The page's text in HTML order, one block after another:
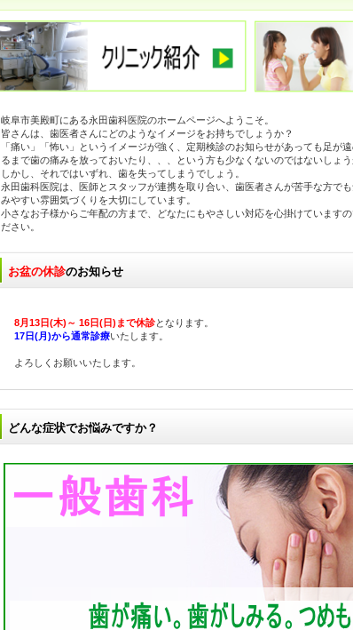
岐阜市美殿町にある永田歯科医院のホームページへようこそ。
皆さんは、歯医者さんにどのようなイメージをお持ちでしょうか？
「痛い」「怖い」というイメージが強く、定期検診のお知らせがあっても足が
るまで歯の痛みを放っておいたり、、、という方も少なくないのではないしょう
しかし、それではいずれ、歯を失ってしまうでしょう。
永田歯科医院は、医師とスタッフが連携を取り合い、歯医者さんが苦手な方で
みやすい雰囲気づくりを大切にしています。
小さなお子様からご年配の方まで、どなたにもやさしい対応を心掛けています
ださい。
お盆の休診のお知らせ
8月13日(木)～ 16日(日)まで休診となります。
17日(月)から通常診療いたします。
よろしくお願いいたします。
どんな症状でお悩みですか？